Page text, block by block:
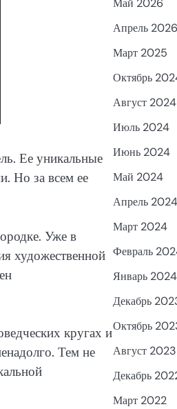
Ее уникальные
Но за всем ее
Уже в
художественной
кругах и
Тем не
Май 2026
Апрель 2026
Март 2025
Октябрь
Август 2024
Июль 2024
Июнь 2024
Май 2024
Апрель 2024
Март 2024
Февраль
Январь 2024
Декабрь
Октябрь
Август 2023
Декабрь
Март 2022